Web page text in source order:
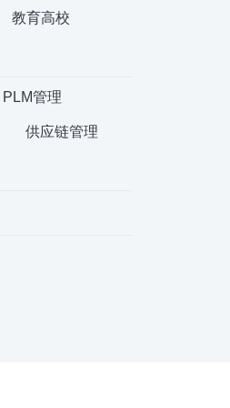
教育高校
PLM管理
供应链管理